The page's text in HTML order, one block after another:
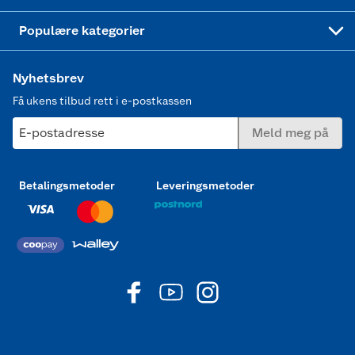
Populære kategorier
Nyhetsbrev
Få ukens tilbud rett i e-postkassen
E-postadresse Meld meg på
Betalingsmetoder Leveringsmetoder